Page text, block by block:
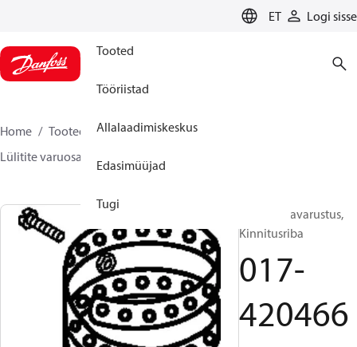
ET Logi sisse
Tooted
Tööriistad
Allalaadimiskeskus
Edasimüüjad
Tugi
Home Tooted Sensing solutions
Lülitite varuosad ja tarvikud
Lülitite lisavarustus,
Kinnitusriba
017-
420466